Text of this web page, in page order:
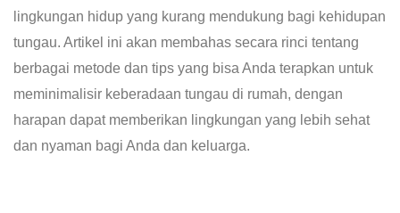
lingkungan hidup yang kurang mendukung bagi kehidupan
tungau. Artikel ini akan membahas secara rinci tentang
berbagai metode dan tips yang bisa Anda terapkan untuk
meminimalisir keberadaan tungau di rumah, dengan
harapan dapat memberikan lingkungan yang lebih sehat
dan nyaman bagi Anda dan keluarga.